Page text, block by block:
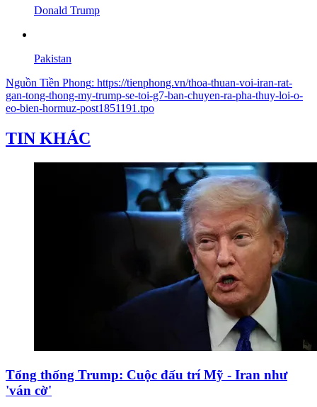
Donald Trump
Pakistan
Nguồn Tiền Phong: https://tienphong.vn/thoa-thuan-voi-iran-rat-
gan-tong-thong-my-trump-se-toi-g7-ban-chuyen-ra-pha-thuy-loi-o-
eo-bien-hormuz-post1851191.tpo
TIN KHÁC
Tổng thống Trump: Cuộc đấu trí Mỹ - Iran như
'ván cờ'